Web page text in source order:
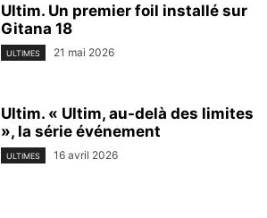
Ultim. Un premier foil installé sur
Gitana 18
ULTIMES 21 mai 2026
Ultim. « Ultim, au-delà des limites
», la série événement
ULTIMES 16 avril 2026